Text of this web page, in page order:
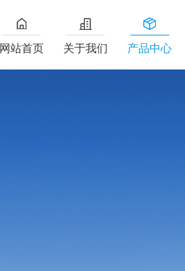
网站首页 关于我们 产品中心